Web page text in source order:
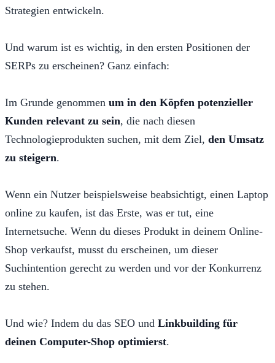
Strategien entwickeln.
Und warum ist es wichtig, in den ersten Positionen der
SERPs zu erscheinen? Ganz einfach:
Im Grunde genommen um in den Köpfen potenzieller
Kunden relevant zu sein, die nach diesen
Technologieprodukten suchen, mit dem Ziel, den Umsatz
zu steigern.
Wenn ein Nutzer beispielsweise beabsichtigt, einen Laptop
online zu kaufen, ist das Erste, was er tut, eine
Internetsuche. Wenn du dieses Produkt in deinem Online-
Shop verkaufst, musst du erscheinen, um dieser
Suchintention gerecht zu werden und vor der Konkurrenz
zu stehen.
Und wie? Indem du das SEO und Linkbuilding für
deinen Computer-Shop optimierst.